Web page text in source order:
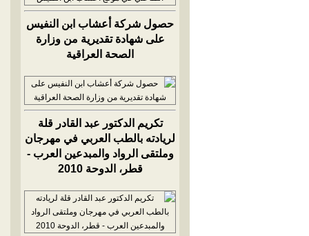
حصول شركة أعشاب ابن النفيس
على شهادة تقديرية من وزارة
الصحة العراقية
تكريم الدكتور عبد القادر قلة
لريادته بالطب العربي في مهرجان
وملتقى الرواد والمبدعين العرب -
قطر، الدوحة 2010